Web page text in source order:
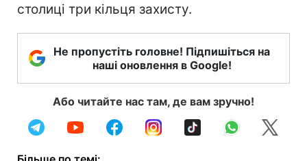
столиці три кільця захисту.
Не пропустіть головне! Підпишіться на
наші оновлення в Google!
Або читайте нас там, де вам зручно!